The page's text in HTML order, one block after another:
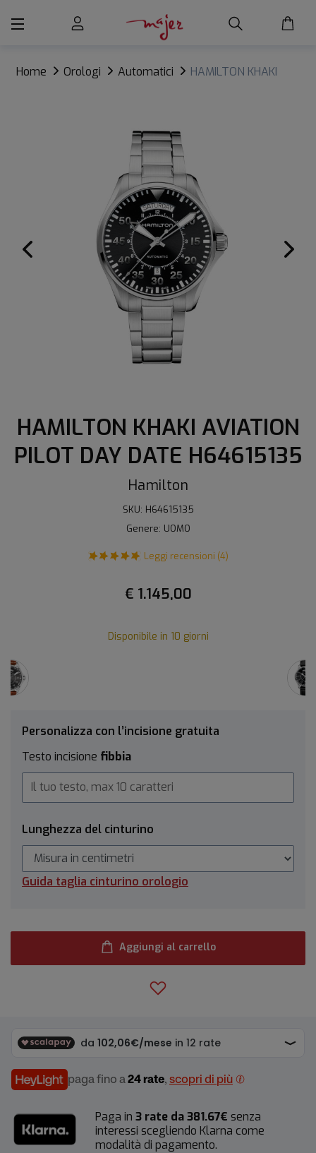
Home Orologi Automatici
HAMILTON KHAKI
HAMILTON KHAKI AVIATION
PILOT DAY DATE H64615135
Hamilton
SKU: H64615135
Genere: UOMO
Leggi recensioni (4)
€ 1.145,00
Disponibile in 10 giorni
Personalizza con l’incisione gratuita
Testo incisione fibbia
Lunghezza del cinturino
Guida taglia cinturino orologio
Aggiungi al carrello
paga fino a 24 rate, scopri di più
Paga in 3 rate da 381.67€ senza
interessi scegliendo Klarna come
modalità di pagamento.